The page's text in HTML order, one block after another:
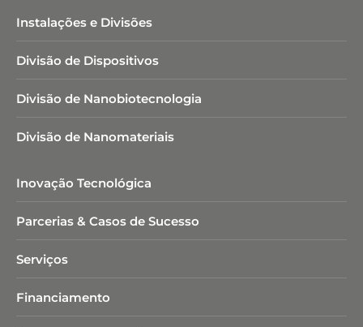
Instalações e Divisões
Divisão de Dispositivos
Divisão de Nanobiotecnologia​
Divisão de Nanomateriais
Inovação Tecnológica
Parcerias & Casos de Sucesso
Serviços
Financiamento